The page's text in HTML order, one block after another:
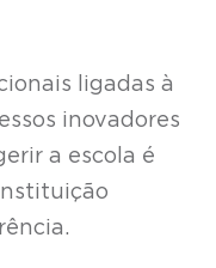
ligadas à
inovadores
a escola é